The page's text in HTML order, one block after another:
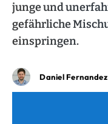
junge und
gefährliche
einspringen.
Daniel Fernandez